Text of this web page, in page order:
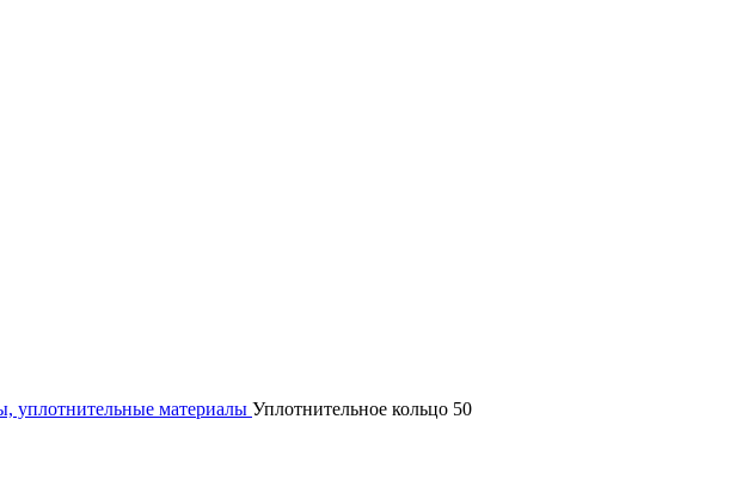
уплотнительные материалы Уплотнительное кольцо 50